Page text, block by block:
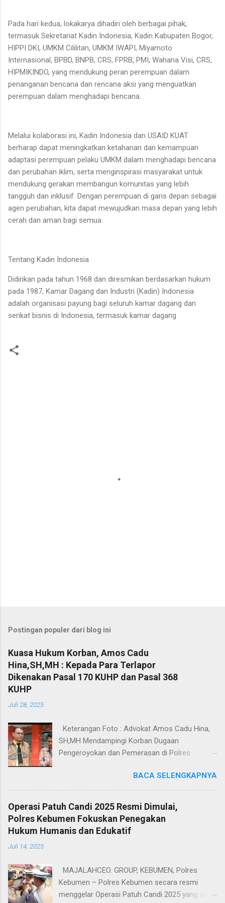
Pada hari kedua, lokakarya dihadiri oleh berbagai pihak,
termasuk Sekretariat Kadin Indonesia, Kadin Kabupaten Bogor,
HIPPI DKI, UMKM Cililitan, UMKM IWAPI, Miyamoto
Internasional, BPBD, BNPB, CRS, FPRB, PMI, Wahana Visi, CRS,
HIPMIKINDO, yang mendukung peran perempuan dalam
penanganan bencana dan rencana aksi yang menguatkan
perempuan dalam menghadapi bencana.
Melalui kolaborasi ini, Kadin Indonesia dan USAID KUAT
berharap dapat meningkatkan ketahanan dan kemampuan
adaptasi perempuan pelaku UMKM dalam menghadapi bencana
dan perubahan iklim, serta menginspirasi masyarakat untuk
mendukung gerakan membangun komunitas yang lebih
tangguh dan inklusif. Dengan perempuan di garis depan sebagai
agen perubahan, kita dapat mewujudkan masa depan yang lebih
cerah dan aman bagi semua.
Tentang Kadin Indonesia
Didirikan pada tahun 1968 dan diresmikan berdasarkan hukum
pada 1987, Kamar Dagang dan Industri (Kadin) Indonesia
adalah organisasi payung bagi seluruh kamar dagang dan
serikat bisnis di Indonesia, termasuk kamar dagang
Postingan populer dari blog ini
Kuasa Hukum Korban, Amos Cadu
Hina,SH,MH : Kepada Para Terlapor
Dikenakan Pasal 170 KUHP dan Pasal 368
KUHP
Juli 28, 2025
Keterangan Foto : Advokat Amos Cadu Hina,
SH,MH Mendampingi Korban Dugaan
Pengeroyokan dan Pemerasan di Polres
masing merupakan korban dugaan
pengeroyokan dan pemerasan didampingi
Kuasa Hukum Amos Cadu Hina,SH,MH
mendatangi Polres Jakarta Selatan, Senin
(28/7/2025), guna melaporkan kejadian yang
JAKSEL/POLDA METRO JAYA tanggal 25 Juli
2025, korban bernama Abi Yazidil Bustomi (38)
warga Kp. Tegalgede Kecamatan Cikarang
BACA SELENGKAPNYA
Operasi Patuh Candi 2025 Resmi Dimulai,
Polres Kebumen Fokuskan Penegakan
Hukum Humanis dan Edukatif
Juli 14, 2025
MAJALAHCEO. GROUP, KEBUMEN, Polres
Kebumen – Polres Kebumen secara resmi
menggelar Operasi Patuh Candi 2025 yang akan